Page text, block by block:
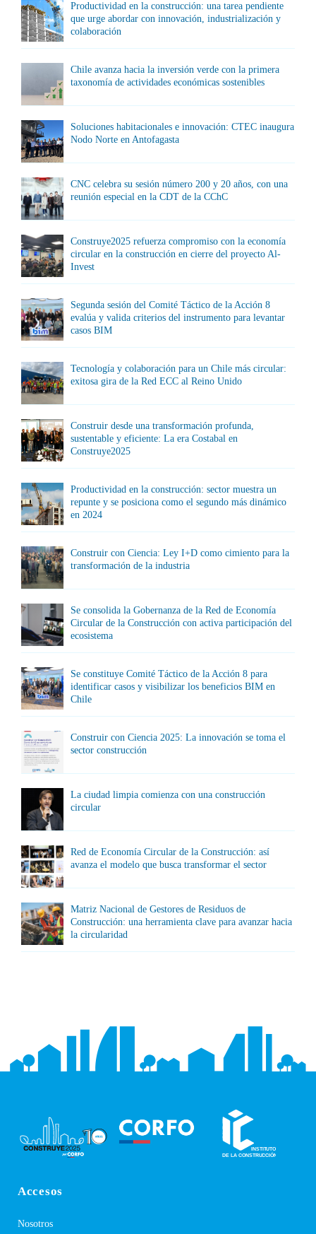
Productividad en la construcción: una tarea pendiente
que urge abordar con innovación, industrialización y
colaboración
Chile avanza hacia la inversión verde con la primera
taxonomía de actividades económicas sostenibles
Soluciones habitacionales e innovación: CTEC inaugura
Nodo Norte en Antofagasta
CNC celebra su sesión número 200 y 20 años, con una
reunión especial en la CDT de la CChC
Construye2025 refuerza compromiso con la economía
circular en la construcción en cierre del proyecto Al-
Invest
Segunda sesión del Comité Táctico de la Acción 8
evalúa y valida criterios del instrumento para levantar
casos BIM
Tecnología y colaboración para un Chile más circular:
exitosa gira de la Red ECC al Reino Unido
Construir desde una transformación profunda,
sustentable y eficiente: La era Costabal en
Construye2025
Productividad en la construcción: sector muestra un
repunte y se posiciona como el segundo más dinámico
en 2024
Construir con Ciencia: Ley I+D como cimiento para la
transformación de la industria
Se consolida la Gobernanza de la Red de Economía
Circular de la Construcción con activa participación del
ecosistema
Se constituye Comité Táctico de la Acción 8 para
identificar casos y visibilizar los beneficios BIM en
Chile
Construir con Ciencia 2025: La innovación se toma el
sector construcción
La ciudad limpia comienza con una construcción
circular
Red de Economía Circular de la Construcción: así
avanza el modelo que busca transformar el sector
Matriz Nacional de Gestores de Residuos de
Construcción: una herramienta clave para avanzar hacia
la circularidad
Accesos
Nosotros